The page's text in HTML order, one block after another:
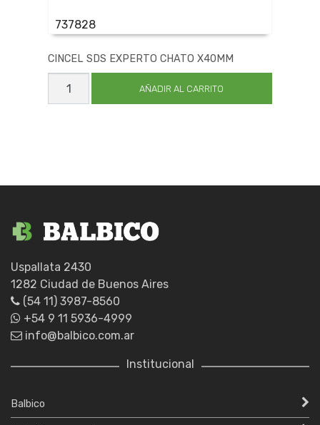
737828
CINCEL SDS EXPERTO CHATO X40MM
CINCEL
SDS
EXPERTO
AÑADIR AL CARRITO
Uspallata 2430
1282 Ciudad de Buenos Aires
(54 11) 3987-8560
+54 9 11 5936-4999
info@balbico.com.ar
Institucional
Balbico